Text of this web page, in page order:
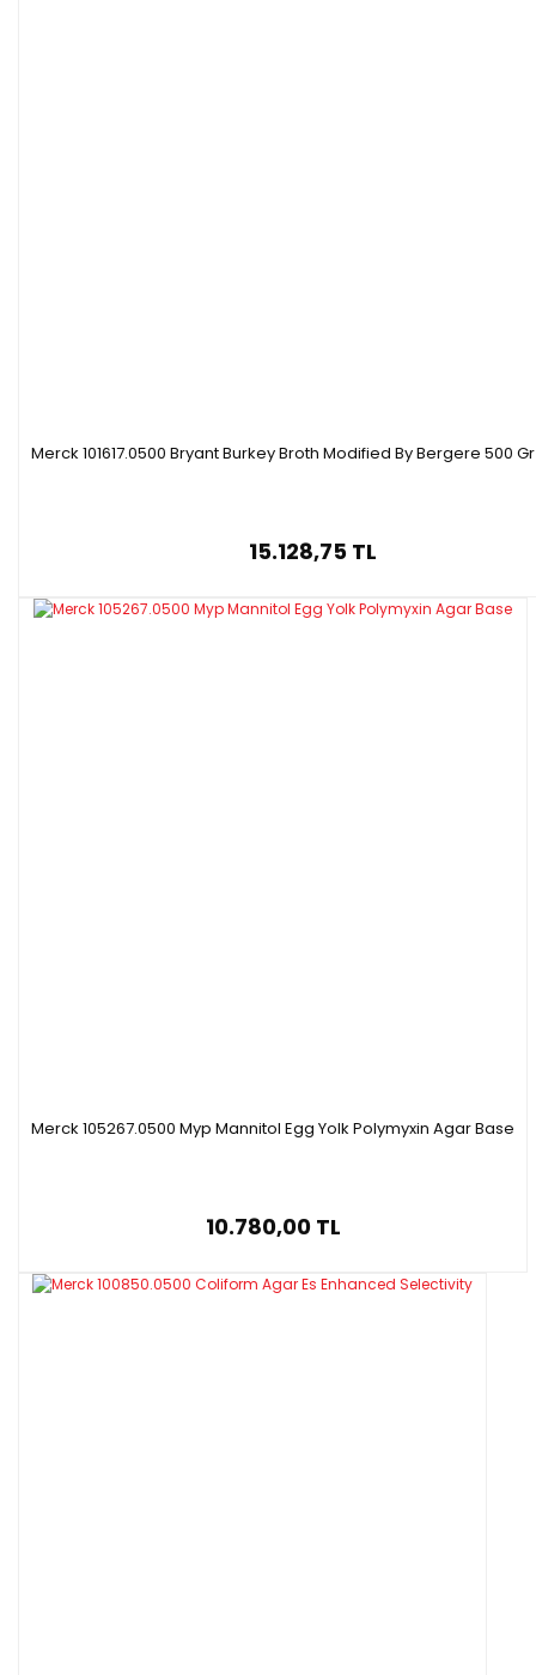
Merck 101617.0500 Bryant Burkey Broth Modified By Bergere 500
15.128,75 TL
Merck 105267.0500 Myp Mannitol Egg Yolk Polymyxin Agar Base
10.780,00 TL